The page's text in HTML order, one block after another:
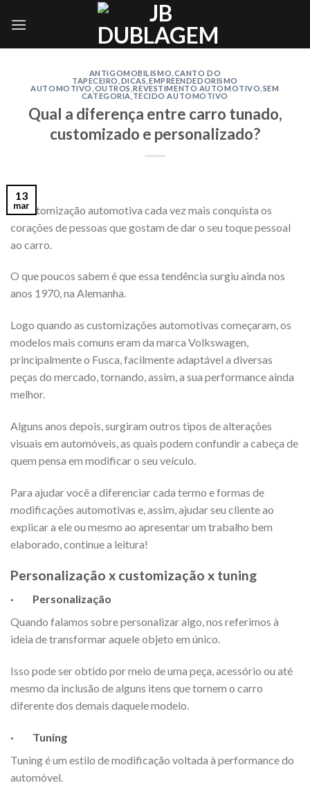
ANTIGOMOBILISMO CANTO DO
TAPECEIRO DICAS EMPREENDEDORISMO
AUTOMOTIVO OUTROS ,REVESTIMENTO AUTOMOTIVO SEM
CATEGORIA, TECIDO AUTOMOTIVO
Qual a diferença entre carro tunado,
customizado e personalizado?
13
mar
A customização automotiva cada vez mais conquista os
corações de pessoas que gostam de dar o seu toque pessoal
ao carro.
O que poucos sabem é que essa tendência surgiu ainda nos
anos 1970, na Alemanha.
Logo quando as customizações automotivas começaram, os
modelos mais comuns eram da marca Volkswagen,
principalmente o Fusca, facilmente adaptável a diversas
peças do mercado, tornando, assim, a sua performance ainda
melhor.
Alguns anos depois, surgiram outros tipos de alterações
visuais em automóveis, as quais podem confundir a cabeça de
quem pensa em modificar o seu veículo.
Para ajudar você a diferenciar cada termo e formas de
modificações automotivas e, assim, ajudar seu cliente ao
explicar a ele ou mesmo ao apresentar um trabalho bem
elaborado, continue a leitura!
Personalização x customização x tuning
· Personalização
Quando falamos sobre personalizar algo, nos referimos à
ideia de transformar aquele objeto em único.
Isso pode ser obtido por meio de uma peça, acessório ou até
mesmo da inclusão de alguns itens que tornem o carro
diferente dos demais daquele modelo.
· Tuning
Tuning é um estilo de modificação voltada à performance do
automóvel.